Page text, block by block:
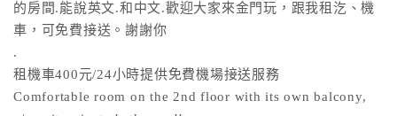
特
色
宿
的房間.能說英文.和中文.歡迎大家來金門玩，跟我租汔、機
車，可免費接送。謝謝你
.
租機車400元/24小時提供免費機場接送服務
Comfortable room on the 2nd floor with its own balcony,